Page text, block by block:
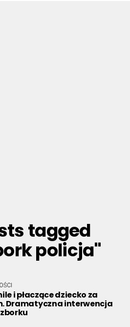
tagged
policja"
i płaczące dziecko za
Dramatyczna interwencja